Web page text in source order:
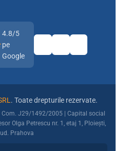
4.8/5
pe
Google
. Toate drepturile rezervate.
Com. J29/1492/2005 | Capital social
Olga Petrescu nr. 1, etaj 1, Ploiești,
Prahova